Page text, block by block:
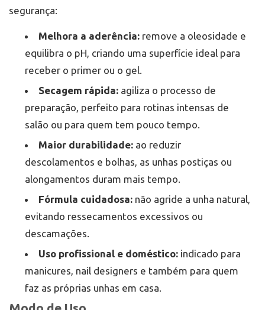
segurança:
Melhora a aderência: remove a oleosidade e
equilibra o pH, criando uma superfície ideal para
receber o primer ou o gel.
Secagem rápida: agiliza o processo de
preparação, perfeito para rotinas intensas de
salão ou para quem tem pouco tempo.
Maior durabilidade: ao reduzir
descolamentos e bolhas, as unhas postiças ou
alongamentos duram mais tempo.
Fórmula cuidadosa: não agride a unha natural,
evitando ressecamentos excessivos ou
descamações.
Uso profissional e doméstico: indicado para
manicures, nail designers e também para quem
faz as próprias unhas em casa.